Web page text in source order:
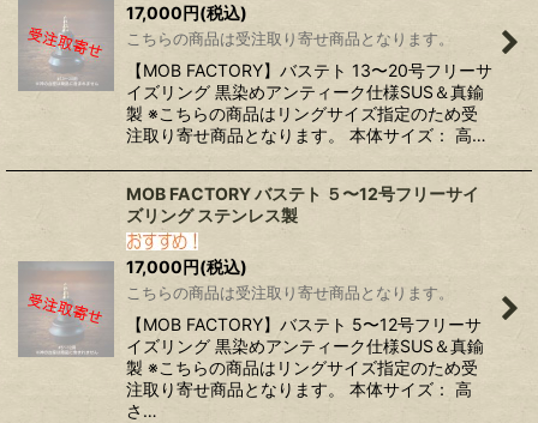
17,000円(税込)
こちらの商品は受注取り寄せ商品となります。
【MOB FACTORY】バステト 13〜20号フリーサ
イズリング 黒染めアンティーク仕様SUS＆真鍮
製 ※こちらの商品はリングサイズ指定のため受
注取り寄せ商品となります。 本体サイズ： 高…
MOB FACTORY バステト ５〜12号フリーサイ
ズリング ステンレス製
17,000 円(税込)
こちらの商品は受注取り寄せ商品となります。
【MOB FACTORY】バステト 5〜12号フリーサ
イズリング 黒染めアンティーク仕様SUS＆真鍮
製 ※こちらの商品はリングサイズ指定のため受
注取り寄せ商品となります。 本体サイズ： 高
さ…